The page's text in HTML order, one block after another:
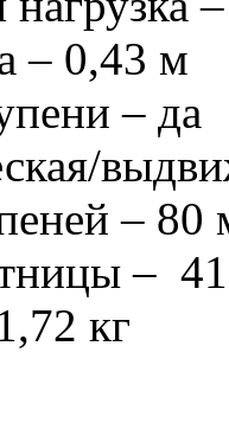
– 0,43 м
– да
– 80
–
кг